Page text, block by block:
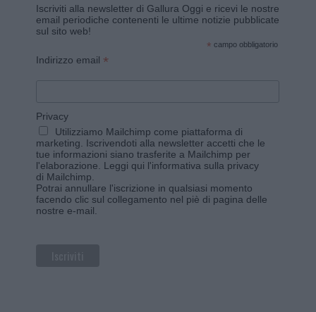
Iscriviti alla newsletter di Gallura Oggi e ricevi le nostre
email periodiche contenenti le ultime notizie pubblicate
sul sito web!
* campo obbligatorio
Indirizzo email *
Privacy
Utilizziamo Mailchimp come piattaforma di
marketing. Iscrivendoti alla newsletter accetti che le
tue informazioni siano trasferite a Mailchimp per
l'elaborazione. Leggi qui l'informativa sulla privacy
di Mailchimp
Potrai annullare l'iscrizione in qualsiasi momento
facendo clic sul collegamento nel piè di pagina delle
nostre e-mail.